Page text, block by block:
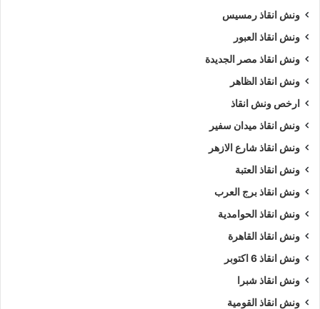
ونش في شارع الازهر
ونش انقاذ رمسيس
ونش انقاذ العبور
ونش انقاذ مصر الجديدة
ونش انقاذ الظاهر
ارخص ونش انقاذ
ونش انقاذ ميدان سفير
ونش انقاذ شارع الازهر
ونش انقاذ العتبة
ونش انقاذ برج العرب
ونش انقاذ الحوامدية
ونش انقاذ القاهرة
ونش انقاذ 6 اكتوبر
ونش انقاذ شبرا
ونش انقاذ القومية